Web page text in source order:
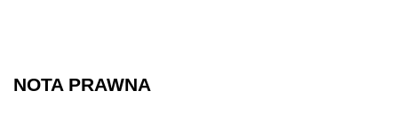
NOTA PRAWNA